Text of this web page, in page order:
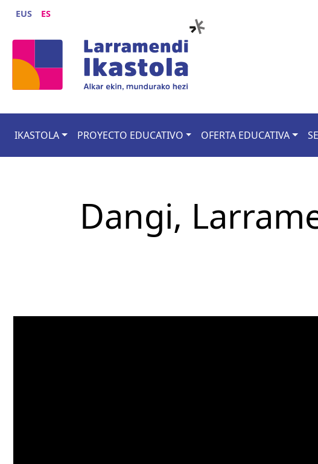
EUS ES
Main navigation
IKASTOLA PROYECTO EDUCATIVO OFERTA EDUCATIVA
Dangi,